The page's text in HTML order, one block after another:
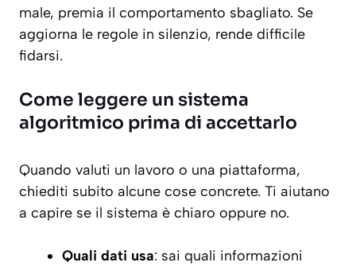
male, premia il comportamento sbagliato. Se
aggiorna le regole in silenzio, rende difficile
fidarsi.
Come leggere un sistema
algoritmico prima di accettarlo
Quando valuti un lavoro o una piattaforma,
chiediti subito alcune cose concrete. Ti aiutano
a capire se il sistema è chiaro oppure no.
Quali dati usa: sai quali informazioni